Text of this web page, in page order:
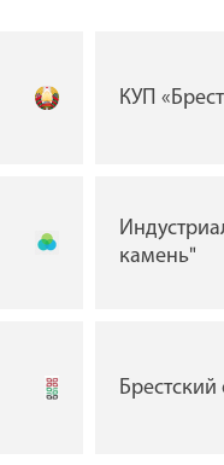
КУП
камень"